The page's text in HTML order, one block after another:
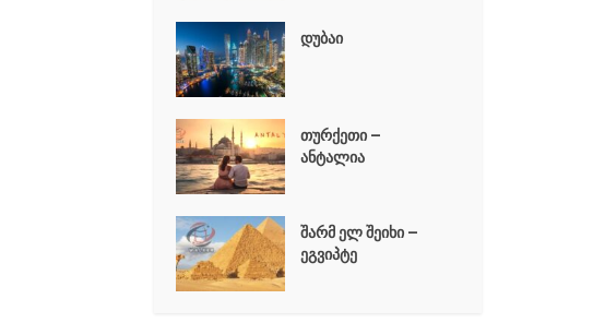
დუბაი
თურქეთი –
ანტალია
შარმ ელ შეიხი –
ეგვიპტე